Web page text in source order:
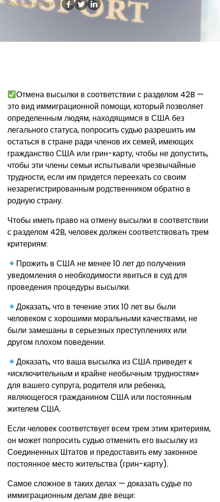
Sharing is caring:
Отмена высылки в соответствии с разделом 42B —
это вид иммиграционной помощи, который позволяет
определенным людям, находящимся в США без
легального статуса, попросить судью разрешить им
остаться в стране ради членов их семей, имеющих
гражданство США или грин-карту, чтобы не допустить,
чтобы эти члены семьи испытывали чрезвычайные
трудности, если им придется переехать со своим
незарегистрированным родственником обратно в
родную страну.
Чтобы иметь право на отмену высылки в соответствии
с разделом 42B, человек должен соответствовать трем
критериям:
Прожить в США не менее 10 лет до получения
уведомления о необходимости явиться в суд для
проведения процедуры высылки.
Доказать, что в течение этих 10 лет вы были
человеком с хорошими моральными качествами, не
были замешаны в серьезных преступлениях или
другом плохом поведении.
Доказать, что ваша высылка из США приведет к
«исключительным и крайне необычным трудностям»
для вашего супруга, родителя или ребенка,
являющегося гражданином США или постоянным
жителем США.
Если человек соответствует всем трем этим критериям,
он может попросить судью отменить его высылку из
Соединенных Штатов и предоставить ему законное
постоянное место жительства (грин-карту).
Самое сложное в таких делах — доказать судье по
иммиграционным делам две вещи: